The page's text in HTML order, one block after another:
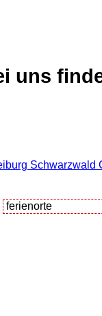
uns